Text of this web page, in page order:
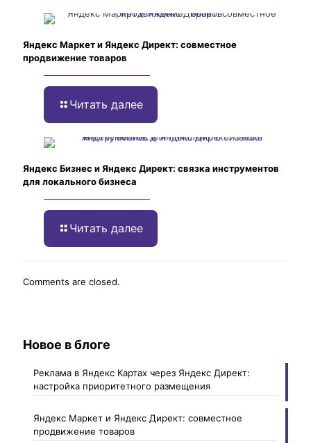
Яндекс Маркет и Яндекс Директ: совместное
продвижение товаров
Читать далее
Яндекс Бизнес и Яндекс Директ: связка инструментов
для локального бизнеса
Читать далее
Comments are closed.
Новое в блоге
Реклама в Яндекс Картах через Яндекс Директ:
настройка приоритетного размещения
Яндекс Маркет и Яндекс Директ: совместное
продвижение товаров